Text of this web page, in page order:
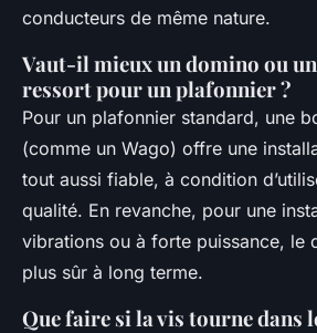
conducteurs de même nature.
Vaut-il mieux un domino ou
ressort pour un plafonnier ?
Pour un plafonnier standard, une
(comme un Wago) offre une
tout aussi fiable, à condition
qualité. En revanche, pour une
vibrations ou à forte puissance, le
plus sûr à long terme.
Que faire si la vis tourne dans